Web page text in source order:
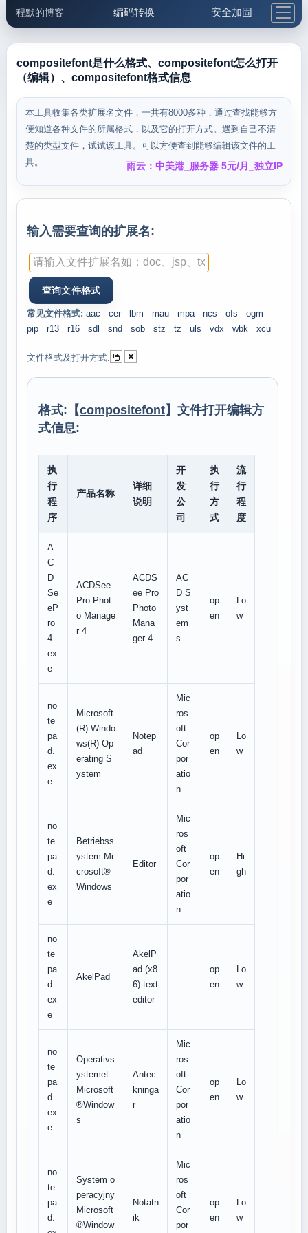
程默的博客 编码转换 安全加固
邮件工具 生活便民 更多工具
5.1支付宝大红包
compositefont是什么格式、compositefont怎么打开
（编辑）、compositefont格式信息
本工具收集各类扩展名文件，一共有8000多种，通过查找能够方
便知道各种文件的所属格式，以及它的打开方式。遇到自己不清
楚的类型文件，试试该工具。可以方便查到能够编辑该文件的工
具。
雨云：中美港_服务器 5元/月_独立IP
输入需要查询的扩展名:
常见文件格式: aac cer lbm mau mpa ncs ofs
ogm
pip
r13 r16 sdl snd sob stz tz uls vdx wbk xcu
文件格式及打开方式:
格式:【compositefont】文件打开编辑方
式信息:
执
行
程
序
产品名称
详细
说明
开
发
公
司
执
行
方
式
流
行
程
度
A
C
D
Se
eP
ro
4.
ex
e
ACDSee
Pro Phot
o Manage
r 4
ACDS
ee Pro
Photo
Mana
ger 4
AC
D S
yst
em
s
op
en
Lo
w
no
te
pa
d.
ex
e
Microsoft
(R) Windo
ws(R) Op
erating S
ystem
Notep
ad
Mic
ros
oft
Cor
por
atio
n
op
en
Lo
w
no
te
pa
d.
ex
e
Betriebss
ystem Mi
crosoft®
Windows
Editor
Mic
ros
oft
Cor
por
atio
n
op
en
Hi
gh
no
te
pa
d.
ex
e
AkelPad
AkelP
ad (x8
6) text
editor
op
en
Lo
w
no
te
pa
d.
ex
e
Operativs
ystemet
Microsoft
®Window
s
Antec
kninga
r
Mic
ros
oft
Cor
por
atio
n
op
en
Lo
w
no
te
pa
d.
System o
peracyjny
Microsoft
®Window
Notatn
ik
Mic
ros
oft
Cor
por
op
en
Lo
w